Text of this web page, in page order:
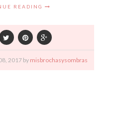
READING
2017 by misbrochasysombras